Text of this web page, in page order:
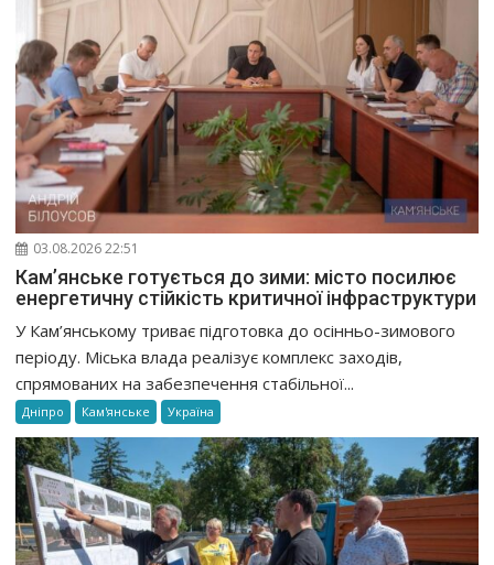
03.08.2026 22:51
Кам’янське готується до зими: місто посилює
енергетичну стійкість критичної інфраструктури
У Кам’янському триває підготовка до осінньо-зимового
періоду. Міська влада реалізує комплекс заходів,
спрямованих на забезпечення стабільної...
Дніпро Кам'янське Україна